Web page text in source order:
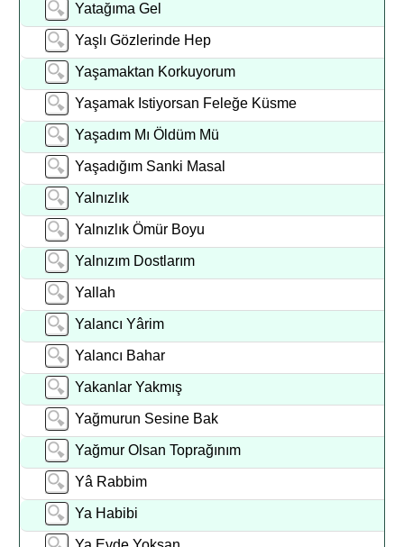
Yatağıma Gel
Yaşlı Gözlerinde Hep
Yaşamaktan Korkuyorum
Yaşamak Istiyorsan Feleğe Küsme
Yaşadım Mı Öldüm Mü
Yaşadığım Sanki Masal
Yalnızlık
Yalnızlık Ömür Boyu
Yalnızım Dostlarım
Yallah
Yalancı Yârim
Yalancı Bahar
Yakanlar Yakmış
Yağmurun Sesine Bak
Yağmur Olsan Toprağınım
Yâ Rabbim
Ya Habibi